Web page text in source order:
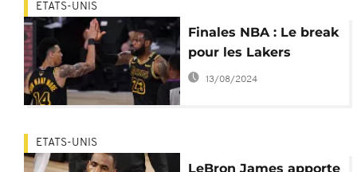
ETATS-UNIS
Finales NBA : Le break
pour les Lakers
13/08/2024
ETATS-UNIS
LeBron James apporte